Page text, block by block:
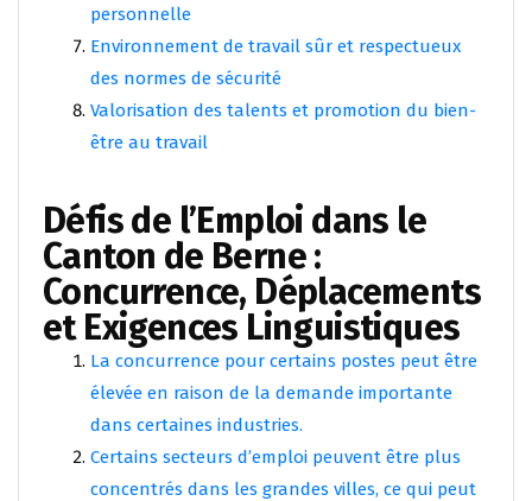
personnelle
Environnement de travail sûr et respectueux
des normes de sécurité
Valorisation des talents et promotion du bien-
être au travail
Défis de l’Emploi dans le
Canton de Berne :
Concurrence, Déplacements
et Exigences Linguistiques
La concurrence pour certains postes peut être
élevée en raison de la demande importante
dans certaines industries.
Certains secteurs d’emploi peuvent être plus
concentrés dans les grandes villes, ce qui peut